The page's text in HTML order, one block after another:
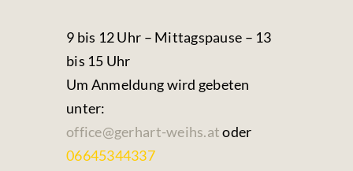
9 bis 12 Uhr – Mittagspause – 13
bis 15 Uhr
Um Anmeldung wird gebeten
unter:
office@gerhart-weihs.atoder
06645344337